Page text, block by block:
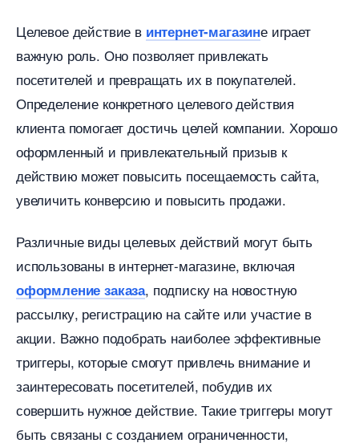
Целевое действие интернет-магазине играет
ажную роль.​ Оно позволяет привлекать
посетителей и превращать их в покупателей.​
Определение конкретного целевого действия
клиента помогает достичь целей компании. Хорошо
оформленный и привлекательный призыв к
действию может повысить посещаемость сайта,
увеличить конверсию и повысить продажи.
Различные виды целевых действий могут быть
использованы в интернет-магазине, включая
оформление заказа, подписку на новостную
рассылку, регистрацию на сайте или участие
акции.​ Важно подобрать наиболее эффективные
триггеры, которые смогут привлечь внимание и
заинтересовать посетителей, побудив их
совершить нужное действие.​ Такие триггеры могут
ыть связаны с созданием ограниченности,